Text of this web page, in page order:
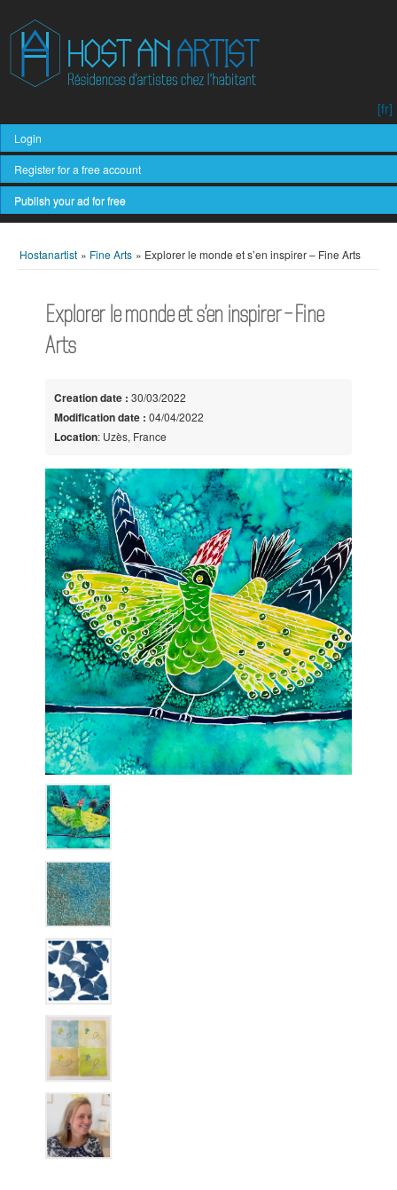
Login
Register for a free account
[fr]
Publish your ad for free
Hostanartist » Fine Arts » Explorer le monde et s’en inspirer – Fine Arts
Explorer le monde et s’en inspirer – Fine
Arts
Creation date : 30/03/2022
Modification date : 04/04/2022
Location: Uzès, France